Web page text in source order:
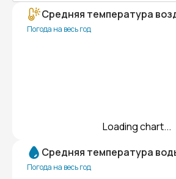
Средняя температура
Погода на весь год
Loading chart...
Средняя температура
Погода на весь год